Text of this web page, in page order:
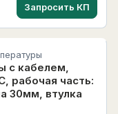
Запросить КП
с кабелем,
рабочая часть:
30мм, втулка